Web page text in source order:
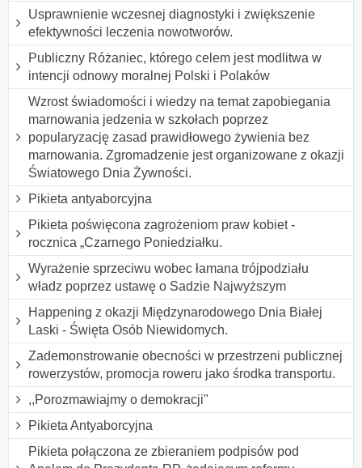
Usprawnienie wczesnej diagnostyki i zwiększenie
efektywności leczenia nowotworów.
Publiczny Różaniec, którego celem jest modlitwa w
intencji odnowy moralnej Polski i Polaków
Wzrost świadomości i wiedzy na temat zapobiegania
marnowania jedzenia w szkołach poprzez
popularyzację zasad prawidłowego żywienia bez
marnowania. Zgromadzenie jest organizowane z okazji
Światowego Dnia Żywności.
Pikieta antyaborcyjna
Pikieta poświęcona zagrożeniom praw kobiet -
rocznica „Czarnego Poniedziałku.
Wyrażenie sprzeciwu wobec łamana trójpodziału
władz poprzez ustawę o Sadzie Najwyższym
Happening z okazji Międzynarodowego Dnia Białej
Laski - Święta Osób Niewidomych.
Zademonstrowanie obecności w przestrzeni publicznej
rowerzystów, promocja roweru jako środka transportu.
,,Porozmawiajmy o demokracji"
Pikieta Antyaborcyjna
Pikieta połączona ze zbieraniem podpisów pod